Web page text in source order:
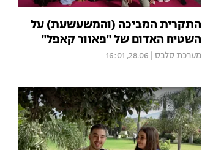
התקרית המביכה (והמשעשעת) על
השטיח האדום של "פאוור קאפל"
מערכת סלבס 28.06, 16:01